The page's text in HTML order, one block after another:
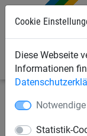
Cookie
Diese Webseite
Informationen
Statistik-
Industrienetze